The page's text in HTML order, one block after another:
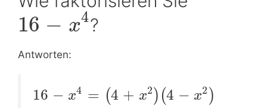
16 − x4?
Antworten:
16 − x4 = (4 + x2 ) (4 − x2 )